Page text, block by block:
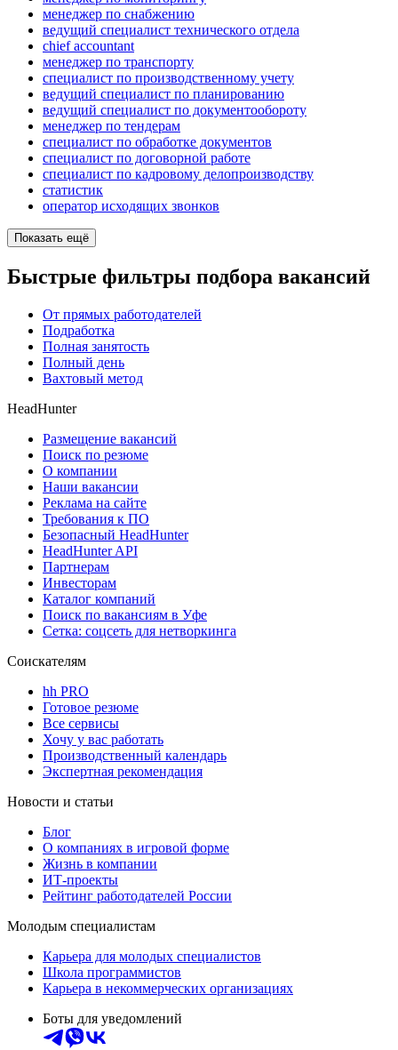
менеджер по снабжению
ведущий специалист технического отдела
chief accountant
менеджер по транспорту
специалист по производственному учету
ведущий специалист по планированию
ведущий специалист по документообороту
менеджер по тендерам
специалист по обработке документов
специалист по договорной работе
специалист по кадровому делопроизводству
статистик
оператор исходящих звонков
Показать ещё
Быстрые фильтры подбора вакансий
От прямых работодателей
Подработка
Полная занятость
Полный день
Вахтовый метод
HeadHunter
Размещение вакансий
Поиск по резюме
О компании
Наши вакансии
Реклама на сайте
Требования к ПО
Безопасный HeadHunter
HeadHunter API
Партнерам
Инвесторам
Каталог компаний
Поиск по вакансиям в Уфе
Сетка: соцсеть для нетворкинга
Соискателям
hh PRO
Готовое резюме
Все сервисы
Хочу у вас работать
Производственный календарь
Экспертная рекомендация
Новости и статьи
Блог
О компаниях в игровой форме
Жизнь в компании
ИТ-проекты
Рейтинг работодателей России
Молодым специалистам
Карьера для молодых специалистов
Школа программистов
Карьера в некоммерческих организациях
Боты для уведомлений